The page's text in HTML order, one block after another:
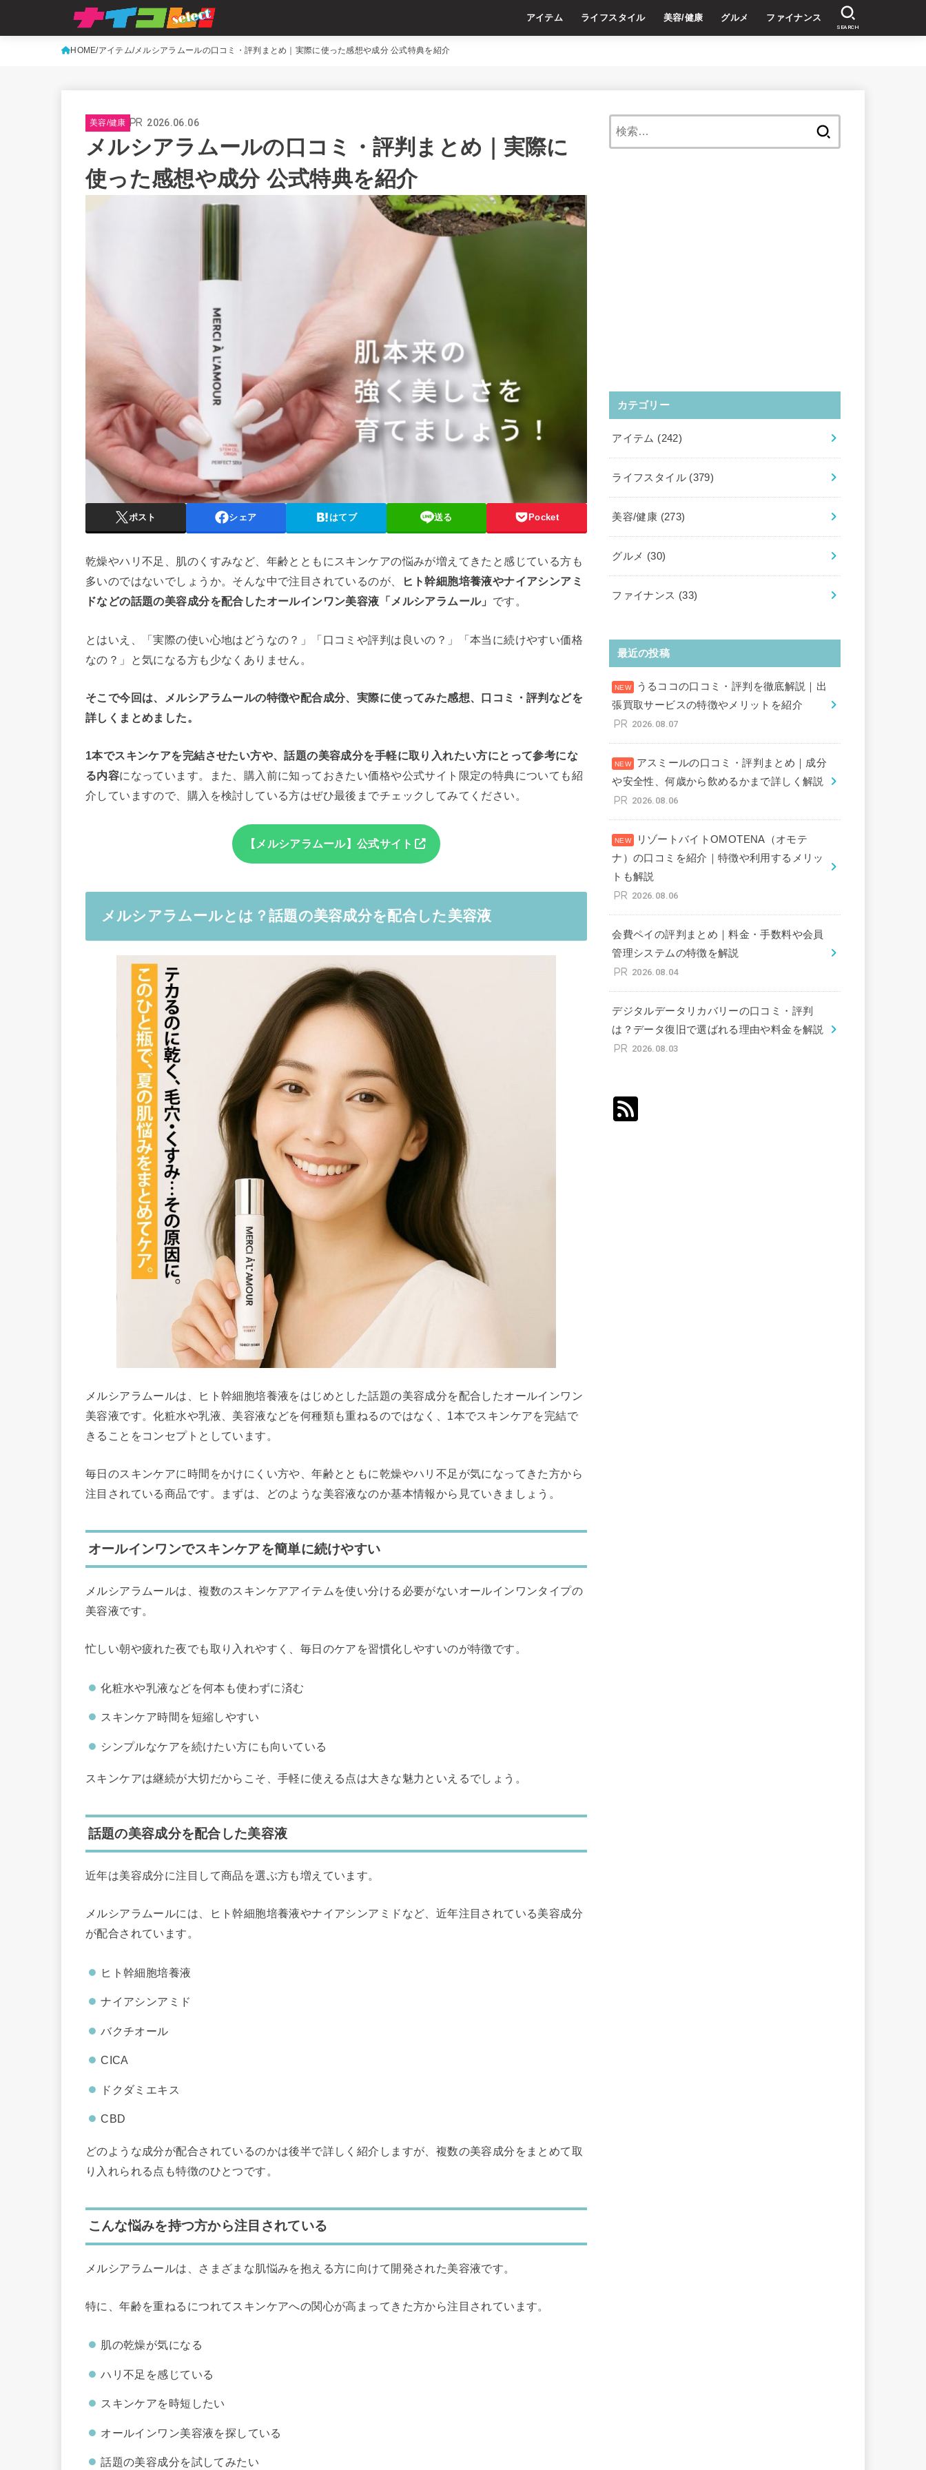
アイテム ライフスタイル 美容/健康 グルメ ファイナンス
SEARCH
HOME アイテム メルシアラムールの口コミ・評判まとめ｜実際に使った感想や成分 公式特典を紹介
美容/健康 2026.06.06
メルシアラムールの口コミ・評判まとめ｜実際に
使った感想や成分 公式特典を紹介
ポスト シェア はてブ 送る Pocket
乾燥やハリ不足、肌のくすみなど、年齢とともにスキンケアの悩みが増えてきたと感じている方も
多いのではないでしょうか。そんな中で注目されているのが、
ヒト幹細胞培養液やナイアシンアミ
ドなどの話題の美容成分を配合したオールインワン美容液「メルシアラムール」 です。
とはいえ、「実際の使い心地はどうなの？」「口コミや評判は良いの？」「本当に続けやすい価格
なの？」と気になる方も少なくありません。
そこで今回は、メルシアラムールの特徴や配合成分、実際に使ってみた感想、口コミ・評判などを
詳しくまとめました。
1本でスキンケアを完結させたい方や、話題の美容成分を手軽に取り入れたい方にとって参考にな
る内容になっています。また、購入前に知っておきたい価格や公式サイト限定の特典についても紹
介していますので、購入を検討している方はぜひ最後までチェックしてみてください。
【メルシアラムール】公式サイト
メルシアラムールとは？話題の美容成分を配合した美容液
メルシアラムールは、ヒト幹細胞培養液をはじめとした話題の美容成分を配合したオールインワン
美容液です。化粧水や乳液、美容液などを何種類も重ねるのではなく、1本でスキンケアを完結で
きることをコンセプトとしています。
毎日のスキンケアに時間をかけにくい方や、年齢とともに乾燥やハリ不足が気になってきた方から
注目されている商品です。まずは、どのような美容液なのか基本情報から見ていきましょう。
オールインワンでスキンケアを簡単に続けやすい
メルシアラムールは、複数のスキンケアアイテムを使い分ける必要がないオールインワンタイプの
美容液です。
忙しい朝や疲れた夜でも取り入れやすく、毎日のケアを習慣化しやすいのが特徴です。
化粧水や乳液などを何本も使わずに済む
スキンケア時間を短縮しやすい
シンプルなケアを続けたい方にも向いている
スキンケアは継続が大切だからこそ、手軽に使える点は大きな魅力といえるでしょう。
話題の美容成分を配合した美容液
近年は美容成分に注目して商品を選ぶ方も増えています。
メルシアラムールには、ヒト幹細胞培養液やナイアシンアミドなど、近年注目されている美容成分
が配合されています。
ヒト幹細胞培養液
ナイアシンアミド
バクチオール
CICA
ドクダミエキス
CBD
どのような成分が配合されているのかは後半で詳しく紹介しますが、複数の美容成分をまとめて取
り入れられる点も特徴のひとつです。
こんな悩みを持つ方から注目されている
メルシアラムールは、さまざまな肌悩みを抱える方に向けて開発された美容液です。
特に、年齢を重ねるにつれてスキンケアへの関心が高まってきた方から注目されています。
肌の乾燥が気になる
ハリ不足を感じている
スキンケアを時短したい
オールインワン美容液を探している
話題の美容成分を試してみたい
カテゴリー
アイテム (242)
ライフスタイル (379)
美容/健康 (273)
グルメ (30)
ファイナンス (33)
最近の投稿
うるココの口コミ・評判を徹底解説｜出
張買取サービスの特徴やメリットを紹介
2026.08.07
アスミールの口コミ・評判まとめ｜成分
や安全性、何歳から飲めるかまで詳しく解説
2026.08.06
リゾートバイトOMOTENA（オモテ
ナ）の口コミを紹介｜特徴や利用するメリッ
トも解説
2026.08.06
会費ペイの評判まとめ｜料金・手数料や会員
管理システムの特徴を解説
2026.08.04
デジタルデータリカバリーの口コミ・評判
は？データ復旧で選ばれる理由や料金を解説
2026.08.03